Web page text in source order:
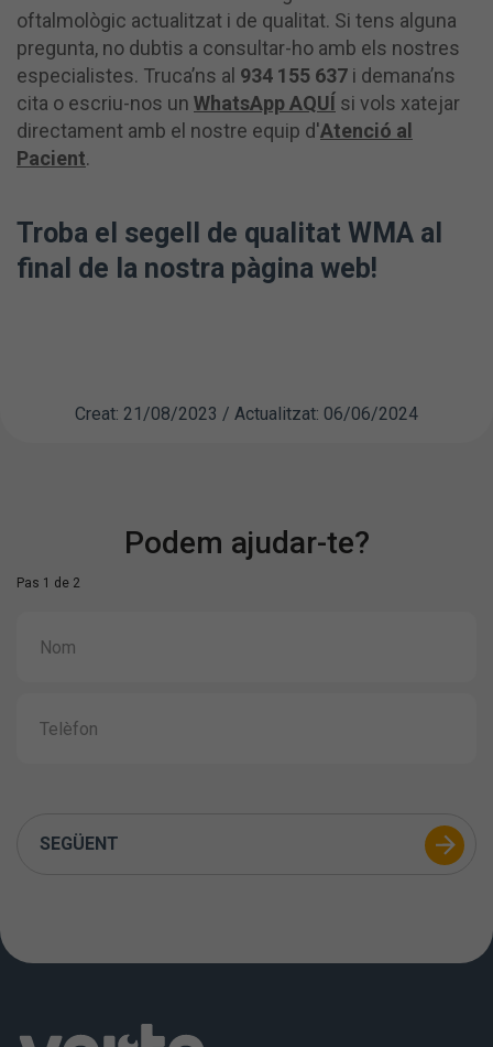
oftalmològic actualitzat i de qualitat. Si tens alguna
pregunta, no dubtis a consultar-ho amb els nostres
especialistes. Truca’ns al 934 155 637 i demana’ns
cita o escriu-nos un WhatsApp AQUÍ si vols xatejar
directament amb el nostre equip d'Atenció al
Pacient.
Troba el segell de qualitat WMA al
final de la nostra pàgina web!
Creat: 21/08/2023 / Actualitzat: 06/06/2024
Podem ajudar-te?
Pas 1 de 2
SEGÜENT